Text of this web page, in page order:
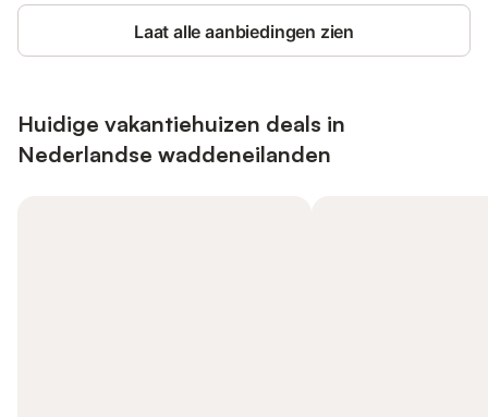
Laat alle aanbiedingen zien
Huidige vakantiehuizen deals in
Nederlandse waddeneilanden